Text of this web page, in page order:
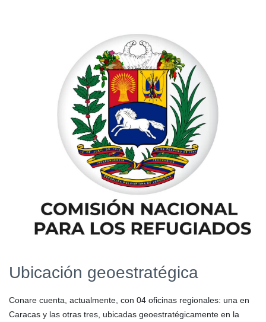
Ubicación geoestratégica
Conare cuenta, actualmente, con 04 oficinas regionales: una en
Caracas y las otras tres, ubicadas geoestratégicamente en la